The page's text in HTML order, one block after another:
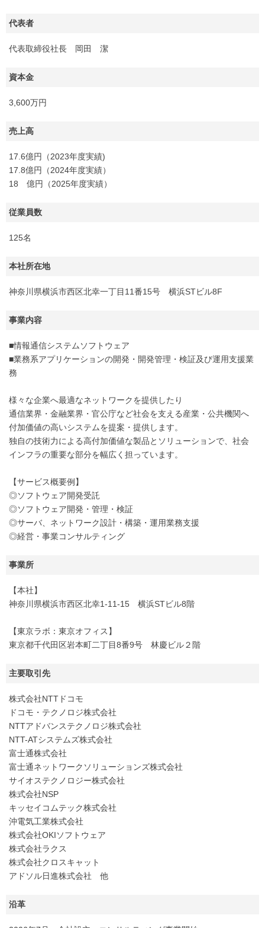
代表者
代表取締役社長 岡田 潔
資本金
3,600万円
売上高
17.6億円（2023年度実績)
17.8億円（2024年度実績）
18 億円（2025年度実績）
従業員数
125名
本社所在地
神奈川県横浜市西区北幸一丁目11番15号 横浜STビル8F
事業内容
■情報通信システムソフトウェア
■業務系アプリケーションの開発・開発管理・検証及び運用支援業
務
様々な企業へ最適なネットワークを提供したり
通信業界・金融業界・官公庁など社会を支える産業・公共機関へ
付加価値の高いシステムを提案・提供します。
独自の技術力による高付加価値な製品とソリューションで、社会
インフラの重要な部分を幅広く担っています。
【サービス概要例】
◎ソフトウェア開発受託
◎ソフトウェア開発・管理・検証
◎サーバ、ネットワーク設計・構築・運用業務支援
◎経営・事業コンサルティング
事業所
【本社】
神奈川県横浜市西区北幸1-11-15 横浜STビル8階
【東京ラボ：東京オフィス】
東京都千代田区岩本町二丁目8番9号 林慶ビル２階
主要取引先
株式会社NTTドコモ
ドコモ・テクノロジ株式会社
NTTアドバンステクノロジ株式会社
NTT-ATシステムズ株式会社
富士通株式会社
富士通ネットワークソリューションズ株式会社
サイオステクノロジー株式会社
株式会社NSP
キッセイコムテック株式会社
沖電気工業株式会社
株式会社OKIソフトウェア
株式会社ラクス
株式会社クロスキャット
アドソル日進株式会社 他
沿革